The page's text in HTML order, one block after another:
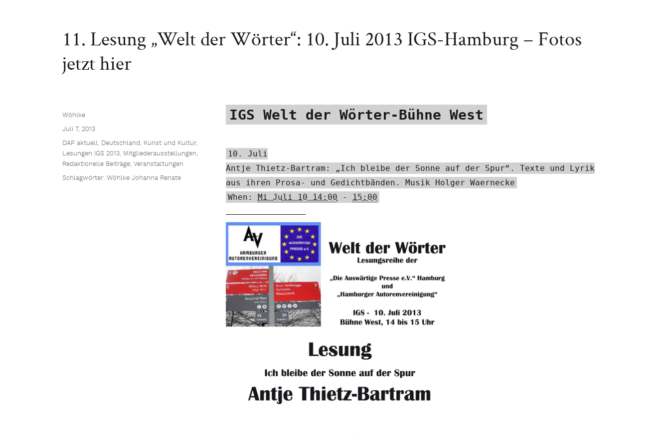
11. Lesung „Welt der Wörter“: 10. Juli 2013 IGS-Hamburg – Fotos
jetzt hier
IGS Welt der Wörter-Bühne West
10. Juli
Antje Thietz-Bartram: „Ich bleibe der Sonne auf der Spur“. Texte und Lyrik
aus ihren Prosa- und Gedichtbänden. Musik Holger Waernecke
When:
Mi Juli 10 14:00 - 15:00
____________________
Wöhlke
Juli 7, 2013
DAP aktuell, Deutschland, Kunst und Kultur,
Lesungen IGS 2013, Mitgliederausstellungen,
Redaktionelle Beiträge, Veranstaltungen
Schlagwörter: Wöhlke Johanna Renate